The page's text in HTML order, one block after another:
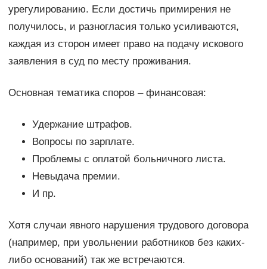
урегулированию. Если достичь примирения не
получилось, и разногласия только усиливаются,
каждая из сторон имеет право на подачу искового
заявления в суд по месту проживания.
Основная тематика споров – финансовая:
Удержание штрафов.
Вопросы по зарплате.
Проблемы с оплатой больничного листа.
Невыдача премии.
И пр.
Хотя случаи явного нарушения трудового договора
(например, при увольнении работников без каких-
либо оснований) так же встречаются.